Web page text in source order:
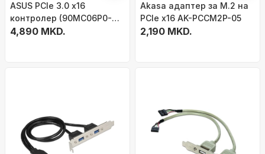
ASUS PCIe 3.0 x16
контролер (90MC06P0-
M0EAY0), 4x M.2 M-Key
4,890 MKD.
Akasa адаптер за M.2 на
PCIe x16 AK-PCCM2P-05
2,190 MKD.